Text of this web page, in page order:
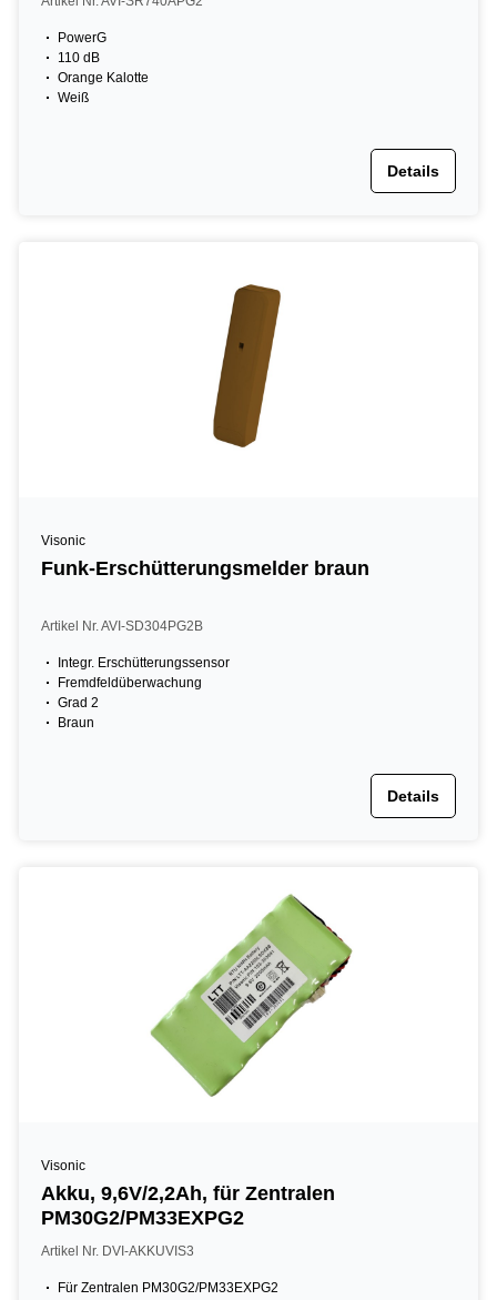
PowerG
110 dB
Orange Kalotte
Weiß
Details
Visonic
Funk-Erschütterungsmelder braun
Artikel Nr. AVI-SD304PG2B
Integr. Erschütterungssensor
Fremdfeldüberwachung
Grad 2
Braun
Details
Visonic
Akku, 9,6V/2,2Ah, für Zentralen
PM30G2/PM33EXPG2
Artikel Nr. DVI-AKKUVIS3
Für Zentralen PM30G2/PM33EXPG2